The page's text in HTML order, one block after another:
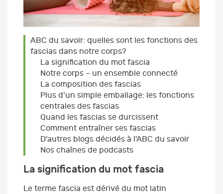
ABC du savoir: quelles sont les fonctions des
fascias dans notre corps?
La signification du mot fascia
Notre corps – un ensemble connecté
La composition des fascias
Plus d’un simple emballage: les fonctions
centrales des fascias
Quand les fascias se durcissent
Comment entraîner ses fascias
D'autres blogs décidés à l'ABC du savoir
Nos chaînes de podcasts
La signification du mot fascia
Le terme fascia est dérivé du mot latin